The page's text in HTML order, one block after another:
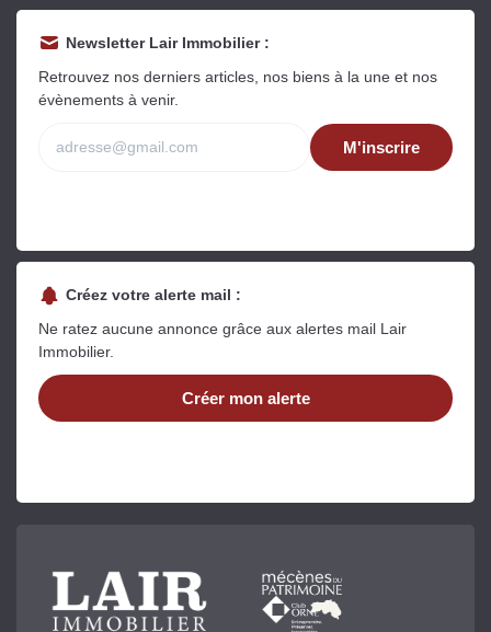
Newsletter Lair Immobilier :
Retrouvez nos derniers articles, nos biens à la une et nos
évènements à venir.
M'inscrire
Créez votre alerte mail :
Ne ratez aucune annonce grâce aux alertes mail Lair
Immobilier.
Créer mon alerte